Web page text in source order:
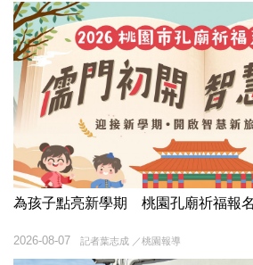
為孩子點亮新學期 桃園孔廟祈福報
記者葉志成 ／桃園報導
2026-08-07